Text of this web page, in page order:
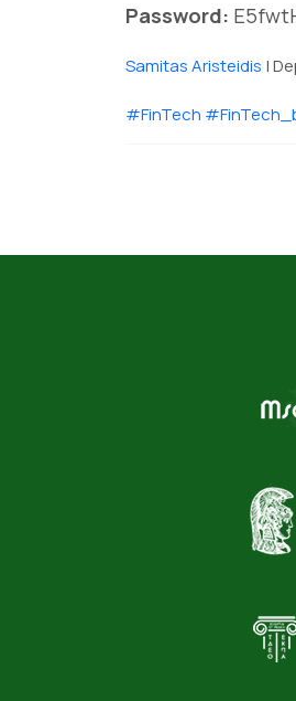
Password:
Samitas Aristeidis |
#FinTech